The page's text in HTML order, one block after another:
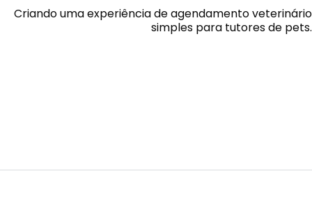
Criando uma experiência de agendamento veterinário
simples para tutores de pets.